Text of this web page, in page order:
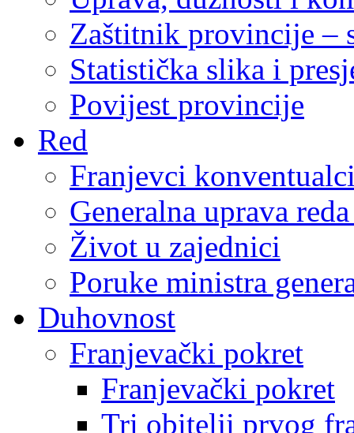
Zaštitnik provincije –
Statistička slika i
Povijest provincije
Red
Franjevci
Generalna uprava
Život u zajednici
Poruke ministra
Duhovnost
Franjevački pokret
Franjevački pokret
Tri obitelji prvog